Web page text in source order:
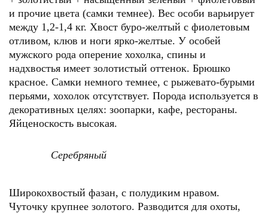
и прочие цвета (самки темнее). Вес особи варьирует
между 1,2-1,4 кг. Хвост буро-желтый с фиолетовым
отливом, клюв и ноги ярко-желтые. У особей
мужского рода оперение хохолка, спины и
надхвостья имеет золотистый оттенок. Брюшко
красное. Самки немного темнее, с рыжевато-бурыми
перьями, хохолок отсутствует. Порода используется в
декоративных целях: зоопарки, кафе, рестораны.
Яйценоскость высокая.
Серебряный
Широкохвостый фазан, с полудиким нравом.
Чуточку крупнее золотого. Разводится для охоты,